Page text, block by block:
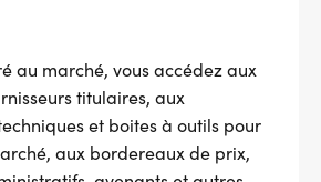
au marché, vous accédez aux
titulaires, aux
et boites à outils pour
aux bordereaux de prix,